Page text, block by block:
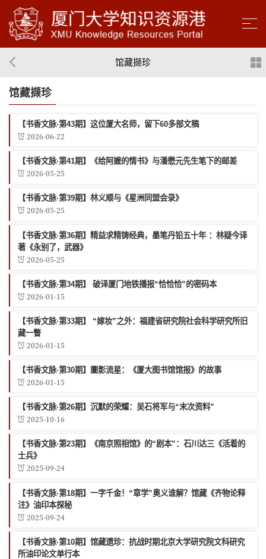
馆藏撷珍
馆藏撷珍
【书香文脉·第43期】这位厦大名师，留下60多部文稿
2026-06-22
【书香文脉·第41期】《给阿嬷的情书》与潘懋元先生笔下的邮差
2026-05-25
【书香文脉·第39期】林义顺与《星洲同盟会录》
2026-05-25
【书香文脉·第36期】精益求精铸经典，墨笔丹铅五十年 ：林疑今译
著《永别了，武器》
2026-05-25
【书香文脉·第34期】 破译厦门地铁播报“恰恰恰”的密码本
2026-01-15
【书香文脉·第33期】 “嫁妆”之外：福建省研究院社会科学研究所旧
藏一瞥
2026-01-15
【书香文脉·第30期】圕影流星：《厦大图书馆馆报》的故事
2026-01-15
【书香文脉·第26期】沉默的荣耀：吴石将军与“末次资料”
2025-10-16
【书香文脉·第23期】《南京照相馆》的“剧本”：石川达三《活着的
士兵》
2025-09-24
【书香文脉·第18期】一字千金！“章学”奥义谁解？馆藏《齐物论释
注》油印本探秘
2025-09-24
【书香文脉·第10期】馆藏遗珍：抗战时期北京大学研究院文科研究
所油印论文单行本